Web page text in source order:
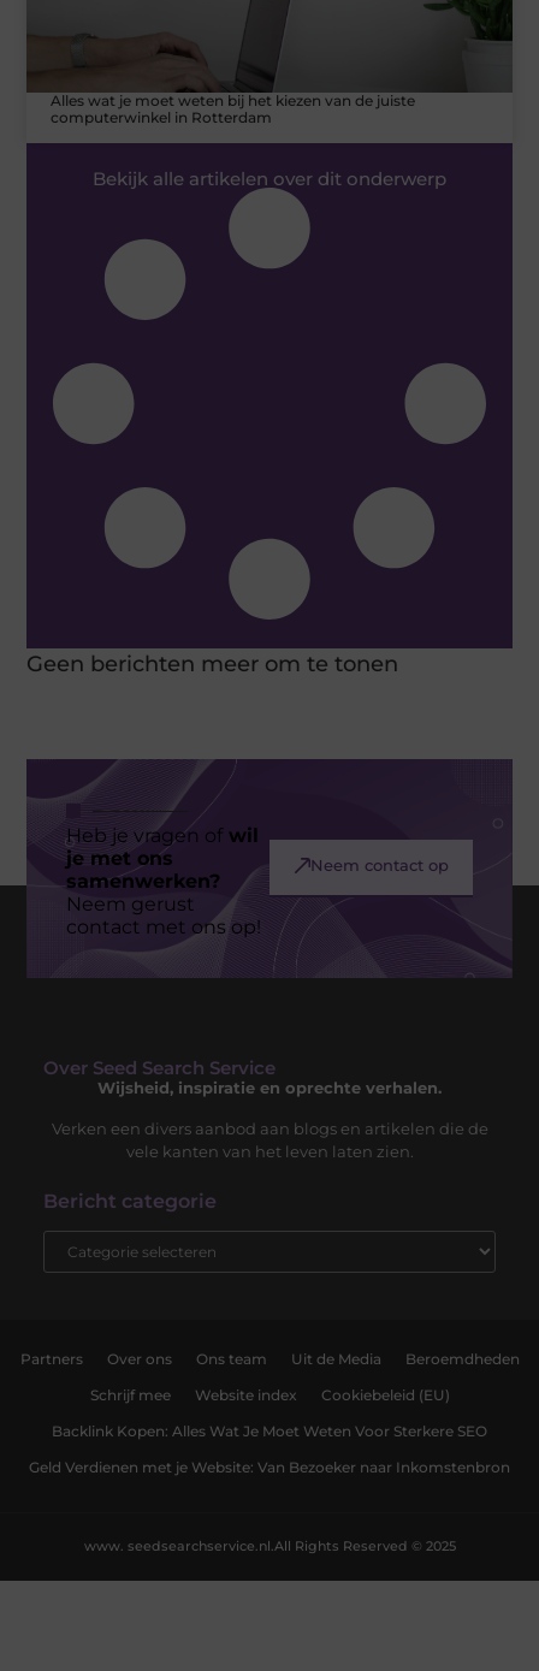
Alles wat je moet weten bij het kiezen van de juiste
computerwinkel in Rotterdam
Bekijk alle artikelen over dit onderwerp
Geen berichten meer om te tonen
Heb je vragen ofwil
je met ons
samenwerken?
Neem gerust
contact met ons op!
Neem contact op
Over Seed Search Service
Wijsheid, inspiratie en oprechte verhalen.
Verken een divers aanbod aan blogs en artikelen die de
vele kanten van het leven laten zien.
Bericht categorie
Partners Over ons Ons team Uit de Media Beroemdheden
Schrijf mee Website index Cookiebeleid (EU)
Backlink Kopen: Alles Wat Je Moet Weten Voor Sterkere SEO
Geld Verdienen met je Website: Van Bezoeker naar Inkomstenbron
All Rights Reserved © 2025
www. seedsearchservice.nl.